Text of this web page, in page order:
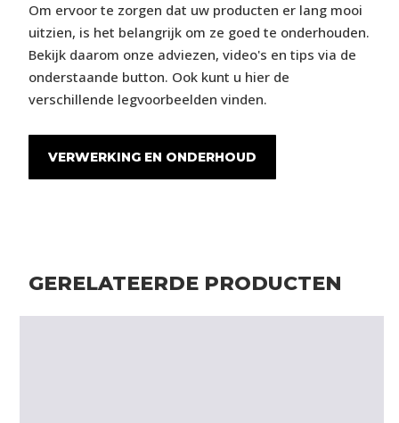
Om ervoor te zorgen dat uw producten er lang mooi
uitzien, is het belangrijk om ze goed te onderhouden.
Bekijk daarom onze adviezen, video's en tips via de
onderstaande button. Ook kunt u hier de
verschillende legvoorbeelden vinden.
VERWERKING EN ONDERHOUD
GERELATEERDE PRODUCTEN